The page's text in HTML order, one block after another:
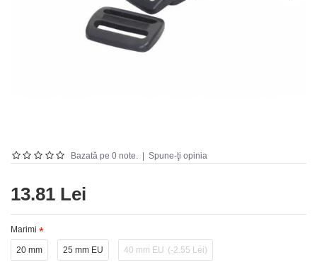
Bazată pe 0 note. Spune-ţi opinia
13.81 Lei
Marimi
20 mm 25 mm EU 40 mm EU (-2.55 Lei)